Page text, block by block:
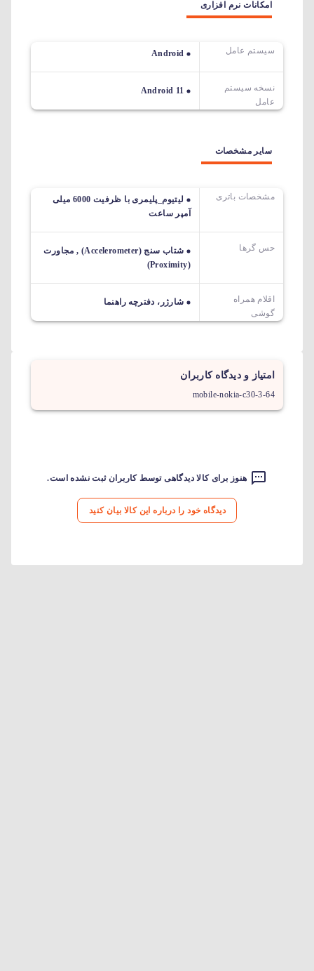
امکانات نرم افزاری
سیستم عامل Android
نسخه سیستم
عامل
Android 11
سایر مشخصات
مشخصات باتری
لیتیوم_پلیمری با ظرفیت 6000 میلی
آمپر ساعت
حس گرها
شتاب سنج (Accelerometer) , مجاورت
(Proximity)
اقلام همراه
گوشی
شارژر، دفترچه راهنما
امتیاز و دیدگاه کاربران
mobile-nokia-c30-3-64
هنوز برای کالا دیدگاهی توسط کاربران ثبت نشده است.
دیدگاه خود را درباره این کالا بیان کنید